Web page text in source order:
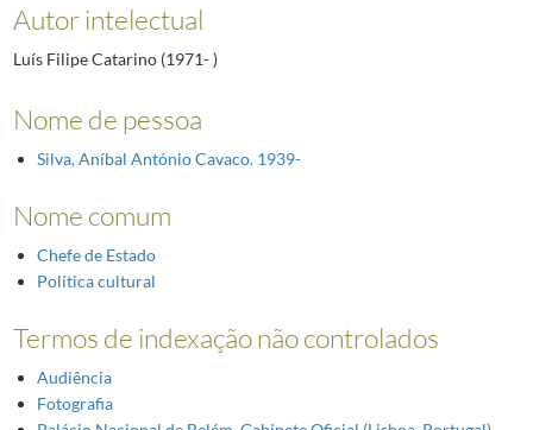
Autor intelectual
Luís Filipe Catarino (1971- )
Nome de pessoa
Silva, Aníbal António Cavaco. 1939-
Nome comum
Chefe de Estado
Política cultural
Termos de indexação não controlados
Audiência
Fotografia